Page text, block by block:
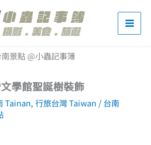
文學館聖誕樹裝飾
Tainan, 行旅台灣 Taiwan / 台南